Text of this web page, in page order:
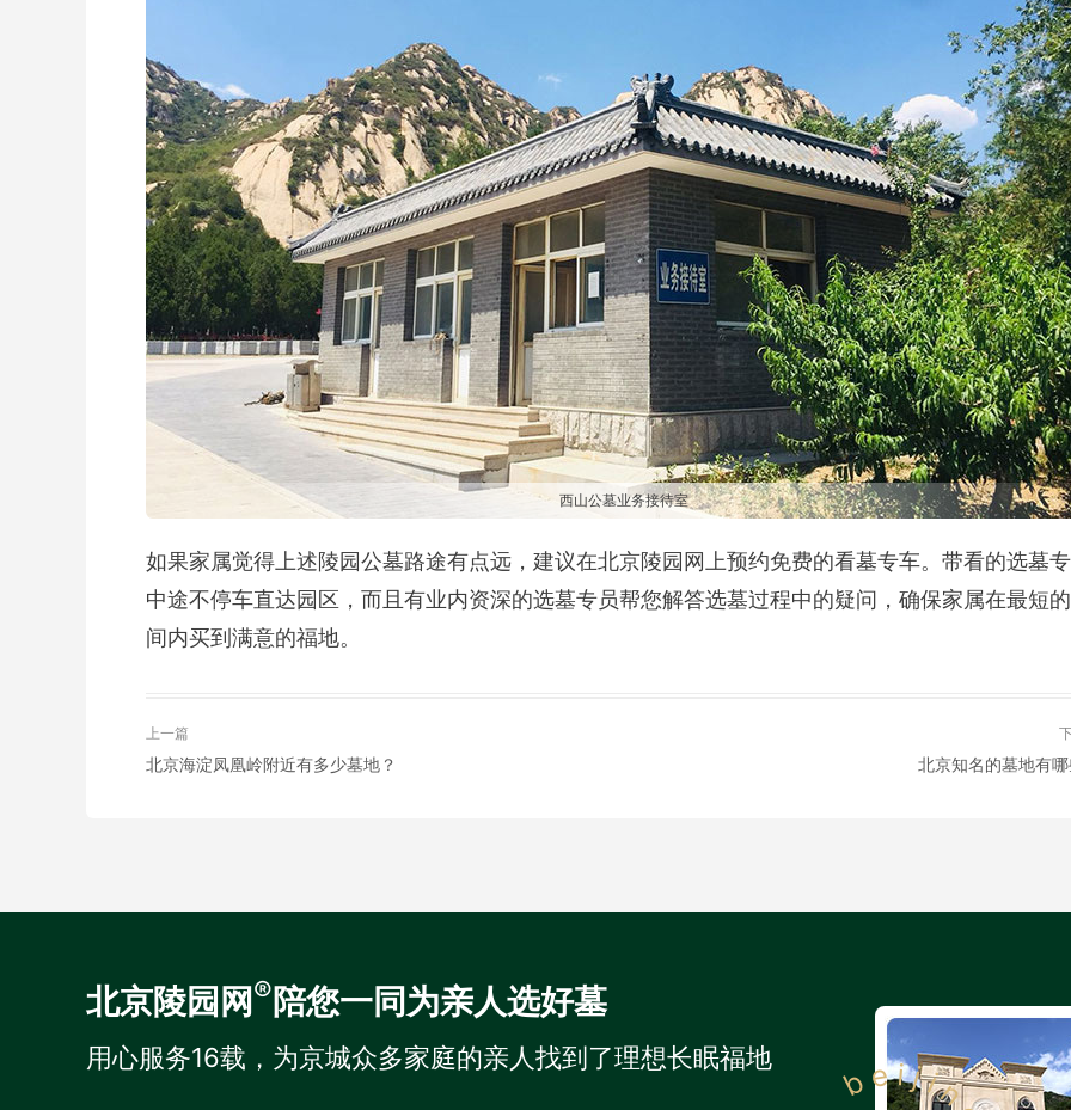
西山公墓业务接待室
如果家属觉得上述陵园公墓路途有点远，建议在北京陵园网上预约免费的看墓专车。带看的选墓
中途不停车直达园区，而且有业内资深的选墓专员帮您解答选墓过程中的疑问，确保家属在最短
间内买到满意的福地。
上一篇
北京海淀凤凰岭附近有多少墓地？ 北京知名的墓地有
北京陵园网 ®陪您一同为亲人选好墓
用心服务16载，为京城众多家庭的亲人找到了理想长眠福地